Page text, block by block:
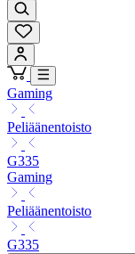
Gaming
Peliäänentoisto
G335
Gaming
Peliäänentoisto
G335